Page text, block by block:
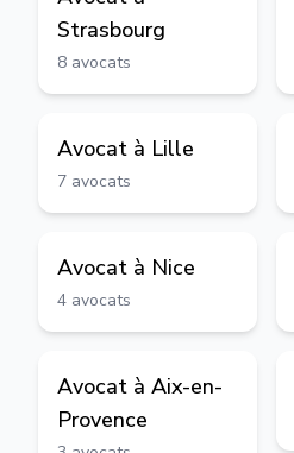
Strasbourg
8 avocats
Avocat à Lille
7 avocats
Avocat à Nice
4 avocats
Avocat à Aix-en-
Provence